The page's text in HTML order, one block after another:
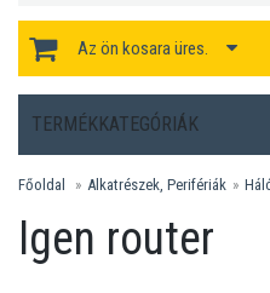
Az ön kosara üres.
TERMÉKKATEGÓRIÁK
Főoldal Alkatrészek, Perifériák
Igen router